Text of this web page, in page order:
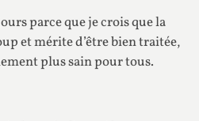
parce que je crois que la
et mérite d’être bien traitée,
plus sain pour tous.